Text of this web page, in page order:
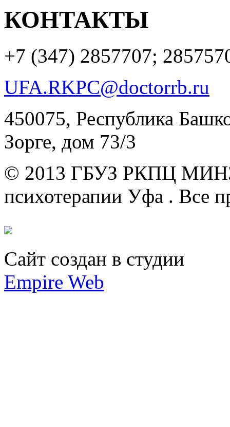
КОНТАКТЫ
+7 (347) 2857707;
UFA.RKPC@doctorrb.ru
450075, Республика
Зорге, дом 73/3
© 2013 ГБУЗ РКПЦ
психотерапии Уфа . Все
Сайт создан в студии
Empire Web